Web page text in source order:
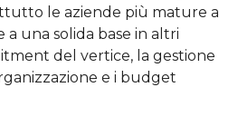
le aziende più mature a
una solida base in altri
del vertice, la gestione
e i budget